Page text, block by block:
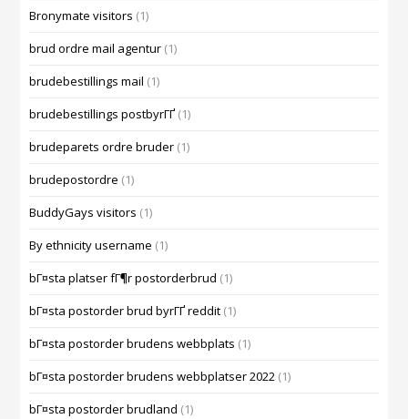
Bronymate visitors (1)
brud ordre mail agentur (1)
brudebestillings mail (1)
brudebestillings postbyrГҐ (1)
brudeparets ordre bruder (1)
brudepostordre (1)
BuddyGays visitors (1)
By ethnicity username (1)
bГ¤sta platser fГ¶r postorderbrud (1)
bГ¤sta postorder brud byrГҐ reddit (1)
bГ¤sta postorder brudens webbplats (1)
bГ¤sta postorder brudens webbplatser 2022 (1)
bГ¤sta postorder brudland (1)